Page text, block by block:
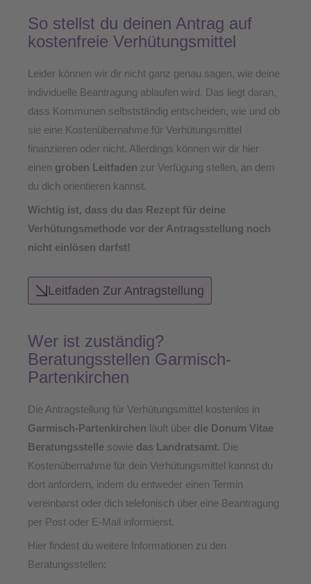
So stellst du deinen Antrag auf
kostenfreie Verhütungsmittel
Leider können wir dir nicht ganz genau sagen, wie deine
individuelle Beantragung ablaufen wird. Das liegt daran,
dass Kommunen selbstständig entscheiden, wie und ob
sie eine Kostenübernahme für Verhütungsmittel
finanzieren oder nicht. Allerdings können wir dir hier
einen groben Leitfaden zur Verfügung stellen, an dem
du dich orientieren kannst.
Wichtig ist, dass du das Rezept für deine
Verhütungsmethode vor der Antragsstellung noch
nicht einlösen darfst!
Leitfaden Zur Antragstellung
Wer ist zuständig?
Beratungsstellen Garmisch-
Partenkirchen
Die Antragstellung für Verhütungsmittel kostenlos in
Garmisch-Partenkirchen läuft über die Donum Vitae
Beratungsstelle sowie das Landratsamt. Die
Kostenübernahme für dein Verhütungsmittel kannst du
dort anfordern, indem du entweder einen Termin
vereinbarst oder dich telefonisch über eine Beantragung
per Post oder E-Mail informierst.
Hier findest du weitere Informationen zu den
Beratungsstellen: